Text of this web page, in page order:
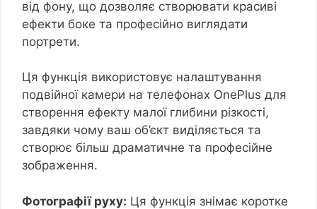
від фону, що дозволяє створювати красиві
ефекти боке та професійно виглядати
портрети.
Ця функція використовує налаштування
подвійної камери на телефонах OnePlus для
створення ефекту малої глибини різкості,
завдяки чому ваш об’єкт виділяється та
створює більш драматичне та професійне
зображення.
Фотографії руху: Ця функція знімає коротке